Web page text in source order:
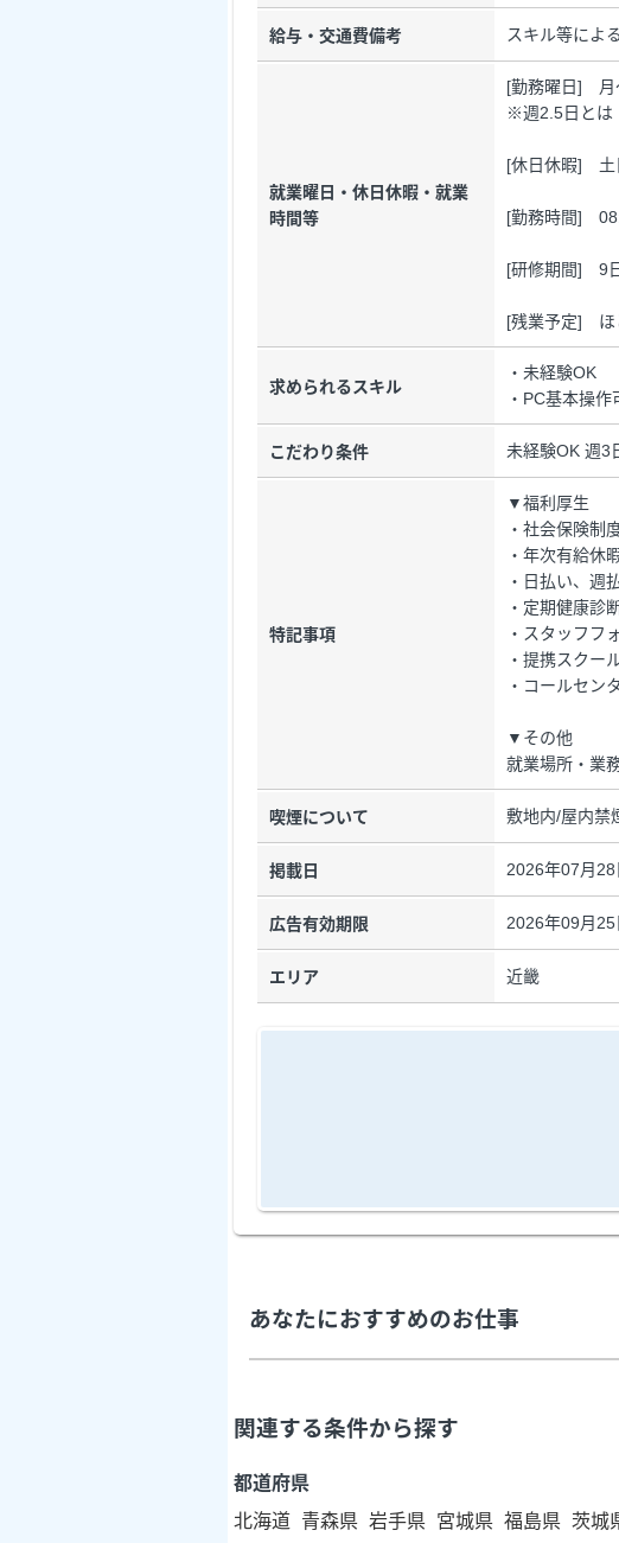
給与・交通費備考 スキル等によ
就業曜日・休日休暇・就業
時間等
[勤務曜日] 月
※週2.5日とは
[休日休暇] 土
[勤務時間]
[研修期間] 9
[残業予定] ほ
求められるスキル
・未経験OK
・PC基本操作
こだわり条件 未経験OK 週3
特記事項
▼福利厚生
・社会保険制
・年次有給休
・日払い、週
・定期健康診
・スタッフフ
・提携スクー
・コールセン
▼その他
就業場所・業
喫煙について 敷地内/屋内禁
掲載日 2026年07月28
広告有効期限 2026年09月25
エリア 近畿
あなたにおすすめのお仕事
関連する条件から探す
都道府県
北海道 青森県 岩手県 宮城県 福島県 茨城